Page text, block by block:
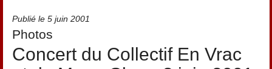
Publié le 5 juin 2001
Photos
Concert du Collectif En Vrac